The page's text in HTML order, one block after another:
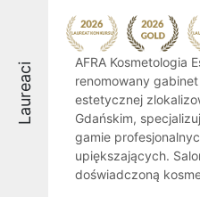
Laureaci
AFRA Kosmetologia
renomowany
estetycznej
Gdańskim,
gamie
upiększających.
doświadczoną